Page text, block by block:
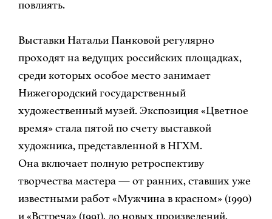
повлиять.
Выставки Натальи Панковой регулярно
проходят на ведущих российских площадках,
среди которых особое место занимает
Нижегородский государственный
художественный музей. Экспозиция «Цветное
время» стала пятой по счету выставкой
художника, представленной в НГХМ.
Она включает полную ретроспективу
творчества мастера — от ранних, ставших уже
известными работ «Мужчина в красном» (1990)
и «Встреча» (1991), до новых произведений,